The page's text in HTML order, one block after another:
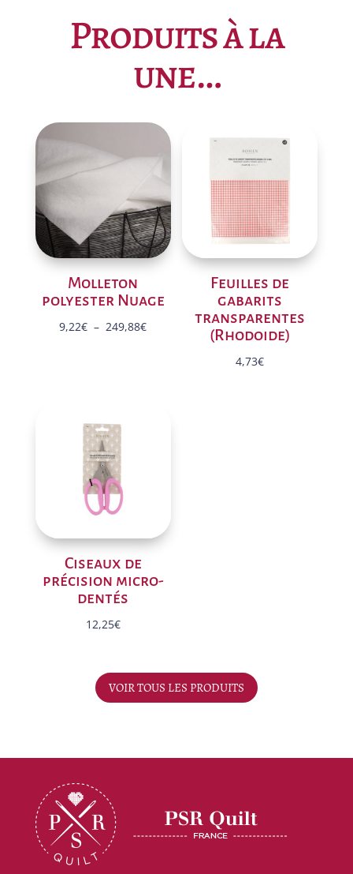
Produits à la
une…
Molleton
polyester Nuage
9,22€ – 249,88€Plage
Feuilles de
gabarits
transparentes
(Rhodoide)
4,73€
Ciseaux de
précision micro-
dentés
12,25€
VOIR TOUS LES PRODUITS